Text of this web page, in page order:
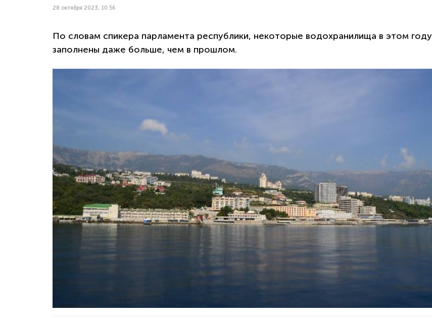
28 октября 2023, 10:56
По словам спикера парламента республики, некоторые водохранилища в этом году
заполнены даже больше, чем в прошлом.